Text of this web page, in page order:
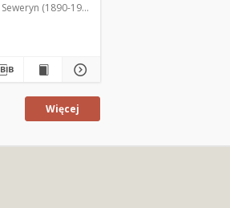
(1890-1940). Red.
Więcej